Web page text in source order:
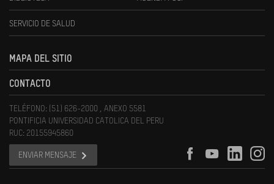
SERVICIO DE SALUD
MAPA DEL SITIO
CONTACTO
TELÉFONO: (51) 626-2000 , ANEXO 5581
PONTIFICIA UNIVERSIDAD CATOLICA DEL PERU
RUC: 20155945860
ENVIAR MENSAJE